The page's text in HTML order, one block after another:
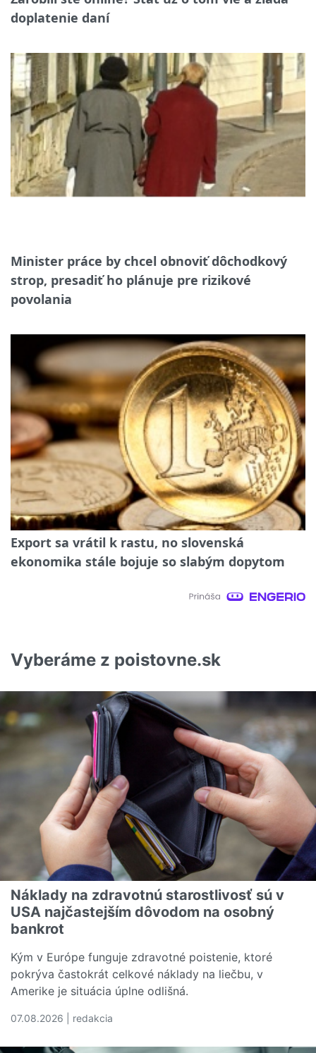
doplatenie daní
Minister práce by chcel obnoviť dôchodkový
strop, presadiť ho plánuje pre rizikové
povolania
Export sa vrátil k rastu, no slovenská
ekonomika stále bojuje so slabým dopytom
Vyberáme z poistovne.sk
Náklady na zdravotnú starostlivosť sú v
USA najčastejším dôvodom na osobný
bankrot
Kým v Európe funguje zdravotné poistenie, ktoré
pokrýva častokrát celkové náklady na liečbu, v
Amerike je situácia úplne odlišná.
07.08.2026 | redakcia